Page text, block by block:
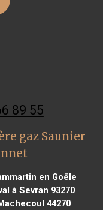
89 55
gaz Saunier
en Goële
à Sevran 93270
44270